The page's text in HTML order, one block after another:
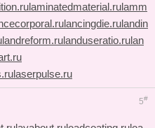
laminatedmaterial.rulamm
lancingdie.rulandin
landreform.rulanduseratio.rulan
laserpulse.ru
5#